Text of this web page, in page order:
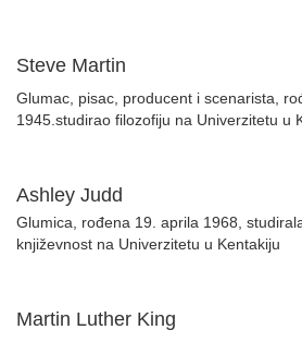
Steve Martin
Glumac, pisac, producent i scenarista,
1945.studirao filozofiju na Univerzitetu u
Ashley Judd
Glumica, rođena 19. aprila 1968,
književnost na Univerzitetu u Kentakiju
Martin Luther King